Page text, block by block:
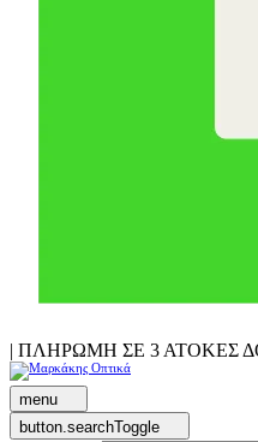
| ΠΛΗΡΩΜΗ ΣΕ 3 ΑΤΟΚΕΣ
menu
button.searchToggle